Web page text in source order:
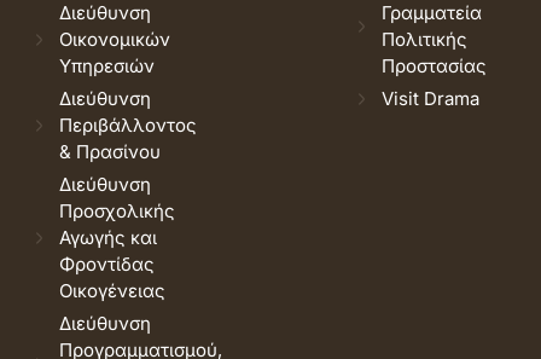
Διεύθυνση
Οικονομικών
Υπηρεσιών
Διεύθυνση
Περιβάλλοντος
& Πρασίνου
Διεύθυνση
Προσχολικής
Αγωγής και
Φροντίδας
Οικογένειας
Διεύθυνση
Προγραμματισμού,
Γραμματεία
Πολιτικής
Προστασίας
Visit Drama